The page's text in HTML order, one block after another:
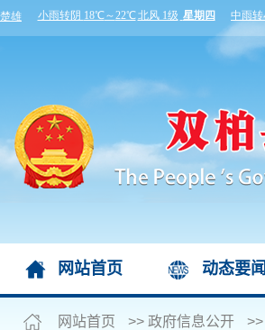
网站首页 动态要闻
网站首页 >> 政府信息公开 >>